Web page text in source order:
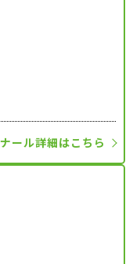
ール詳細はこちら